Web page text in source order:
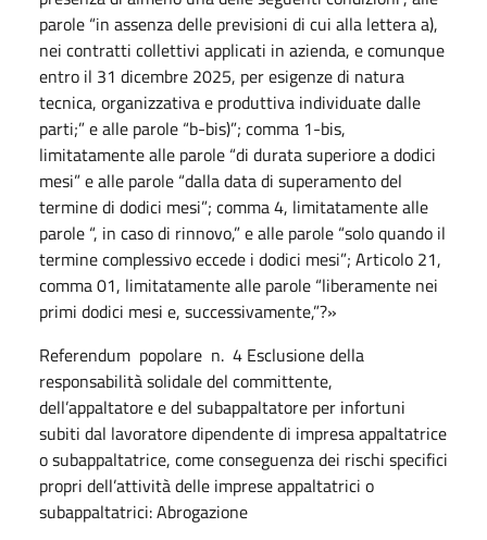
parole “in assenza delle previsioni di cui alla lettera a),
nei contratti collettivi applicati in azienda, e comunque
entro il 31 dicembre 2025, per esigenze di natura
tecnica, organizzativa e produttiva individuate dalle
parti;” e alle parole “b-bis)”; comma 1-bis,
limitatamente alle parole “di durata superiore a dodici
mesi” e alle parole “dalla data di superamento del
termine di dodici mesi”; comma 4, limitatamente alle
parole “, in caso di rinnovo,” e alle parole “solo quando il
termine complessivo eccede i dodici mesi”; Articolo 21,
comma 01, limitatamente alle parole “liberamente nei
primi dodici mesi e, successivamente,”?»
Referendum popolare n. 4 Esclusione della
responsabilità solidale del committente,
dell’appaltatore e del subappaltatore per infortuni
subiti dal lavoratore dipendente di impresa appaltatrice
o subappaltatrice, come conseguenza dei rischi specifici
propri dell’attività delle imprese appaltatrici o
subappaltatrici: Abrogazione